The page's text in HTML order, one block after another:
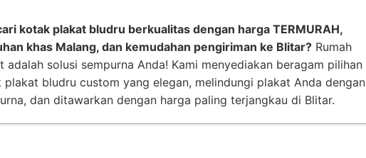
kotak plakat bludru berkualitas dengan harga TERMURAH,
khas Malang, dan kemudahan pengiriman ke Blitar? Rumah
adalah solusi sempurna Anda! Kami menyediakan beragam pilihan
plakat bludru custom yang elegan, melindungi plakat Anda dengan
dan ditawarkan dengan harga paling terjangkau di Blitar.